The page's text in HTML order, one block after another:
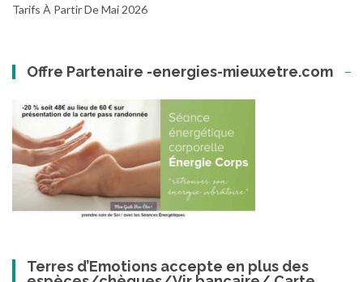
Tarifs À Partir De Mai 2026
Offre Partenaire -energies-mieuxetre.com
Terres d’Emotions accepte en plus des